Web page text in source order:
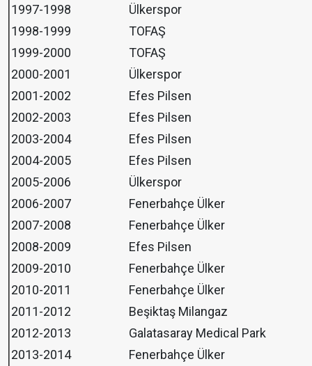
1997-1998
Ülkerspor
1998-1999
TOFAŞ
1999-2000
TOFAŞ
2000-2001
Ülkerspor
2001-2002
Efes Pilsen
2002-2003
Efes Pilsen
2003-2004
Efes Pilsen
2004-2005
Efes Pilsen
2005-2006
Ülkerspor
2006-2007
Fenerbahçe Ülker
2007-2008
Fenerbahçe Ülker
2008-2009
Efes Pilsen
2009-2010
Fenerbahçe Ülker
2010-2011
Fenerbahçe Ülker
2011-2012
Beşiktaş Milangaz
2012-2013
Galatasaray Medical Park
2013-2014
Fenerbahçe Ülker